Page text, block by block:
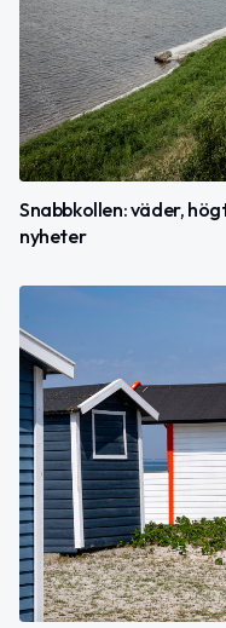
Snabbkollen: väder,
nyheter